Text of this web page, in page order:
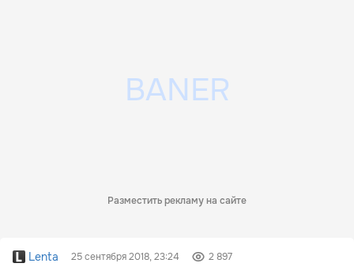
Разместить рекламу на сайте
Lenta 25 сентября 2018, 23:24 2 897